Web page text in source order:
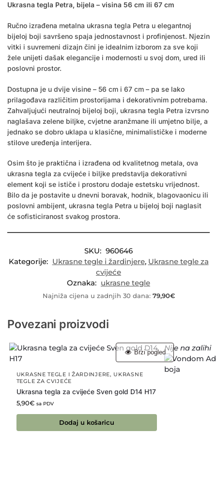
Ukrasna tegla Petra, bijela – visina 56 cm ili 67 cm
Ručno izrađena metalna ukrasna tegla Petra u elegantnoj
bijeloj boji savršeno spaja jednostavnost i profinjenost. Njezin
vitki i suvremeni dizajn čini je idealnim izborom za sve koji
žele unijeti dašak elegancije i modernosti u svoj dom, ured ili
poslovni prostor.
Dostupna je u dvije visine – 56 cm i 67 cm – pa se lako
prilagođava različitim prostorijama i dekorativnim potrebama.
Zahvaljujući neutralnoj bijeloj boji, ukrasna tegla Petra izvrsno
naglašava zelene biljke, cvjetne aranžmane ili umjetno bilje, a
jednako se dobro uklapa u klasične, minimalističke i moderne
stilove uređenja interijera.
Osim što je praktična i izrađena od kvalitetnog metala, ova
ukrasna tegla za cvijeće i biljke predstavlja dekorativni
element koji se ističe i prostoru dodaje estetsku vrijednost.
Bilo da je postavite u dnevni boravak, hodnik, blagovaonicu ili
poslovni ambijent, ukrasna tegla Petra u bijeloj boji naglasit
će sofisticiranost svakog prostora.
SKU: 960646
Kategorije: Ukrasne tegle i žardinjere, Ukrasne tegle za
cvijeće
Oznaka: ukrasne tegle
Najniža cijena u zadnjih 30 dana: 79,90€
Povezani proizvodi
UKRASNE TEGLE I ŽARDINJERE, UKRASNE
TEGLE ZA CVIJEĆE
Ukrasna tegla za cvijeće Sven gold D14 H17
5,90€ sa PDV
Dodaj u košaricu
Brzi pogledNije na zalihi